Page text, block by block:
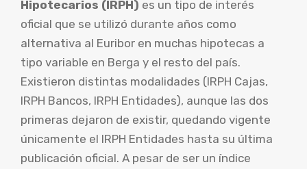
Hipotecarios (IRPH) es un tipo de interés
oficial que se utilizó durante años como
alternativa al Euribor en muchas hipotecas a
tipo variable en Berga y el resto del país.
Existieron distintas modalidades (IRPH Cajas,
IRPH Bancos, IRPH Entidades), aunque las dos
primeras dejaron de existir, quedando vigente
únicamente el IRPH Entidades hasta su última
publicación oficial. A pesar de ser un índice